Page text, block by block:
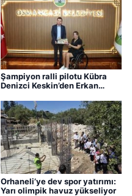
Şampiyon ralli pilotu Kübra
Denizci Keskin’den Erkan
Orhaneli’ye dev spor yatırımı:
Yarı olimpik havuz yükseliyor